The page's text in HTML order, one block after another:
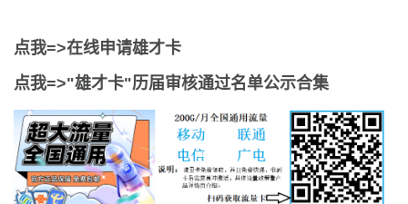
点我=>在线申请雄才卡
点我=>"雄才卡"历届审核通过名单公示合集